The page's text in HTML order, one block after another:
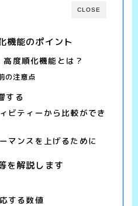
CLOSE
機能のポイント
度順化機能とは？
の注意点
する
ビティーから比較ができ
マンスを上げるために
を解説します
する数値